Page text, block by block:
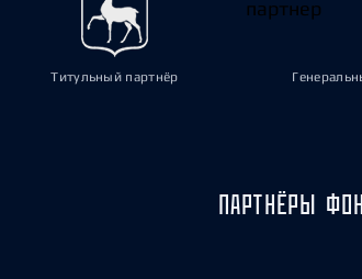
Титульный партнёр
ПАРТНЁРЫ